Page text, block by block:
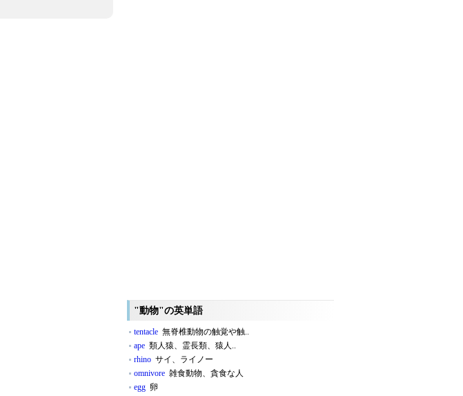
"動物"の英単語
tentacle 無脊椎動物の触覚や触..
ape 類人猿、霊長類、猿人..
rhino サイ、ライノー
omnivore 雑食動物、貪食な人
egg 卵